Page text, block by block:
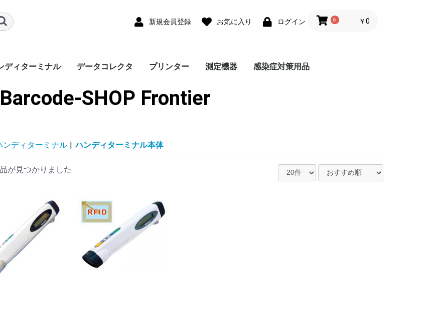
新規会員登録 お気に入り ログイン 0 ￥0
有線式
ワイヤレス式
有線式
ワイヤレス式
ディターミナル
ディターミナル本
機器
データコレクタ
1次元バーコード
2次元バーコード
周辺機器
プリンター
プリンター本体
測定機器
計測器アダプタ
デジタルメジャー
感染症対策用品
Barcode-SHOP Frontier
ンディターミナル | ハンディターミナル本体
が見つかりました